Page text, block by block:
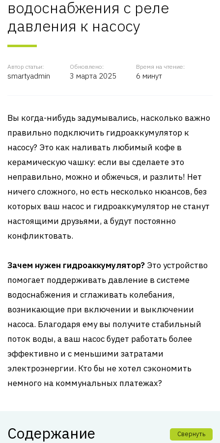
водоснабжения с реле
давления к насосу
Автор статьи:
smartyadmin
Обновлено:
3 марта 2025
Время на чтение:
6 минут
Вы когда-нибудь задумывались, насколько важно
правильно подключить гидроаккумулятор к
насосу? Это как наливать любимый кофе в
керамическую чашку: если вы сделаете это
неправильно, можно и обжечься, и разлить! Нет
ничего сложного, но есть несколько нюансов, без
которых ваш насос и гидроаккумулятор не станут
настоящими друзьями, а будут постоянно
конфликтовать.
Зачем нужен гидроаккумулятор? Это устройство
помогает поддерживать давление в системе
водоснабжения и сглаживать колебания,
возникающие при включении и выключении
насоса. Благодаря ему вы получите стабильный
поток воды, а ваш насос будет работать более
эффективно и с меньшими затратами
электроэнергии. Кто бы не хотел сэкономить
немного на коммунальных платежах?
Содержание Свернуть